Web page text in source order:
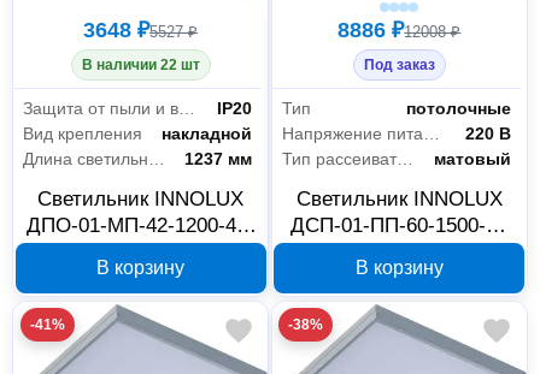
3648 ₽5527 ₽
В наличии 22 шт
IP20
Вид крепления
накладной
1237 мм
Светильник INNOLUX
ДПО-01-МП-42-1200-4К-
В корзину
8886 ₽12008 ₽
Под заказ
Тип
потолочные
220 В
Тип рассеивателя
матовый
Светильник INNOLUX
ДСП-01-ПП-60-1500-5К
В корзину
-41% -38%